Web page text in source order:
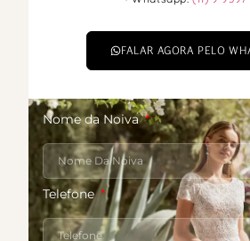
FALAR AGORA PELO
Nome da Noiva
Telefone